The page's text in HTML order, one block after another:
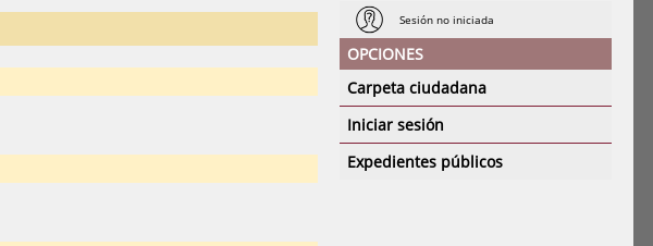
Sesión no iniciada
OPCIONES
Carpeta ciudadana
Iniciar sesión
Expedientes públicos